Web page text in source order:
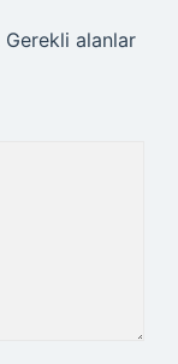
Gerekli alanlar